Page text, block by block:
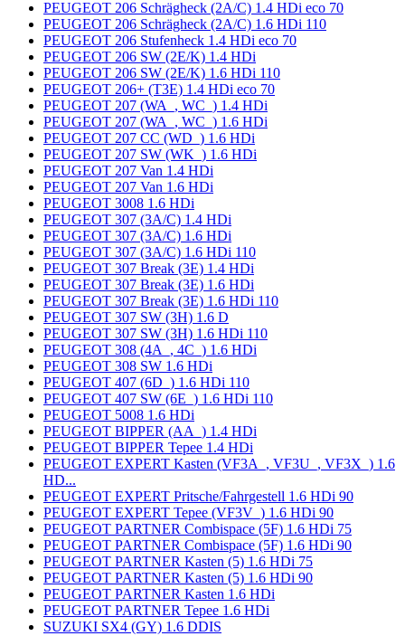
PEUGEOT 206 Schrägheck (2A/C) 1.4 HDi eco 70
PEUGEOT 206 Schrägheck (2A/C) 1.6 HDi 110
PEUGEOT 206 Stufenheck 1.4 HDi eco 70
PEUGEOT 206 SW (2E/K) 1.4 HDi
PEUGEOT 206 SW (2E/K) 1.6 HDi 110
PEUGEOT 206+ (T3E) 1.4 HDi eco 70
PEUGEOT 207 (WA_, WC_) 1.4 HDi
PEUGEOT 207 (WA_, WC_) 1.6 HDi
PEUGEOT 207 CC (WD_) 1.6 HDi
PEUGEOT 207 SW (WK_) 1.6 HDi
PEUGEOT 207 Van 1.4 HDi
PEUGEOT 207 Van 1.6 HDi
PEUGEOT 3008 1.6 HDi
PEUGEOT 307 (3A/C) 1.4 HDi
PEUGEOT 307 (3A/C) 1.6 HDi
PEUGEOT 307 (3A/C) 1.6 HDi 110
PEUGEOT 307 Break (3E) 1.4 HDi
PEUGEOT 307 Break (3E) 1.6 HDi
PEUGEOT 307 Break (3E) 1.6 HDi 110
PEUGEOT 307 SW (3H) 1.6 D
PEUGEOT 307 SW (3H) 1.6 HDi 110
PEUGEOT 308 (4A_, 4C_) 1.6 HDi
PEUGEOT 308 SW 1.6 HDi
PEUGEOT 407 (6D_) 1.6 HDi 110
PEUGEOT 407 SW (6E_) 1.6 HDi 110
PEUGEOT 5008 1.6 HDi
PEUGEOT BIPPER (AA_) 1.4 HDi
PEUGEOT BIPPER Tepee 1.4 HDi
PEUGEOT EXPERT Kasten (VF3A_, VF3U_, VF3X_) 1.6
HD...
PEUGEOT EXPERT Pritsche/Fahrgestell 1.6 HDi 90
PEUGEOT EXPERT Tepee (VF3V_) 1.6 HDi 90
PEUGEOT PARTNER Combispace (5F) 1.6 HDi 75
PEUGEOT PARTNER Combispace (5F) 1.6 HDi 90
PEUGEOT PARTNER Kasten (5) 1.6 HDi 75
PEUGEOT PARTNER Kasten (5) 1.6 HDi 90
PEUGEOT PARTNER Kasten 1.6 HDi
PEUGEOT PARTNER Tepee 1.6 HDi
SUZUKI SX4 (GY) 1.6 DDIS